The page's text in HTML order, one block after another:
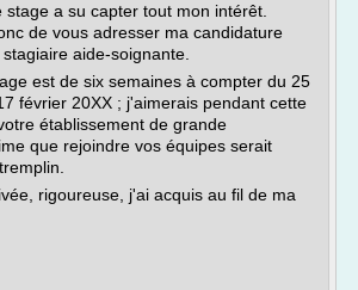
a su capter tout mon intérêt.
de vous adresser ma candidature
aide-soignante.
est de six semaines à compter du 25
février 20XX ; j'aimerais pendant cette
établissement de grande
que rejoindre vos équipes serait
rigoureuse, j'ai acquis au fil de ma